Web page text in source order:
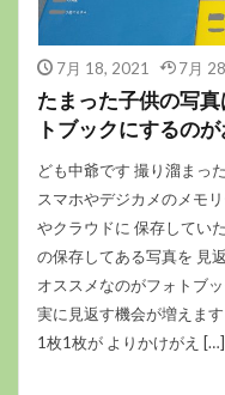
7月 18, 2021 7月
たまった子供の写
トブックにするのが
ども中爺です 撮り溜まっ
スマホやデジカメのメモ
やクラウドに 保存してい
の保存してある写真を 見
オススメなのがフォトブ
実に見返す機会が増えま
1枚1枚が よりかけがえ […]